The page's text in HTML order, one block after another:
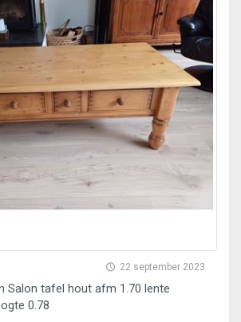
22 september 2023
Salon tafel hout afm 1.70 lente
0.78